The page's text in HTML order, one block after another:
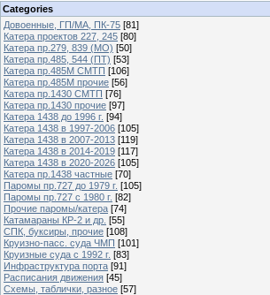
Categories
Довоенные, ГП/МА, ПК-75 [81]
Катера проектов 227, 245 [80]
Катера пр.279, 839 (МО) [50]
Катера пр.485, 544 (ПТ) [53]
Катера пр.485М СМТП [106]
Катера пр.485М прочие [56]
Катера пр.1430 СМТП [76]
Катера пр.1430 прочие [97]
Катера 1438 до 1996 г. [94]
Катера 1438 в 1997-2006 [105]
Катера 1438 в 2007-2013 [119]
Катера 1438 в 2014-2019 [117]
Катера 1438 в 2020-2026 [105]
Катера пр.1438 частные [70]
Паромы пр.727 до 1979 г. [105]
Паромы пр.727 с 1980 г. [82]
Прочие паромы/катера [74]
Катамараны КР-2 и др. [55]
СПК, буксиры, прочие [108]
Круизно-пасс. суда ЧМП [101]
Круизные суда с 1992 г. [83]
Инфраструктура порта [91]
Расписания движения [45]
Схемы, таблички, разное [57]